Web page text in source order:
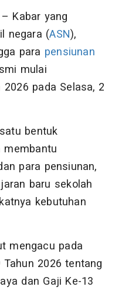
– Kabar yang
negara (ASN),
para pensiunan
mulai
pada Selasa, 2
bentuk
membantu
para pensiunan,
baru sekolah
kebutuhan
mengacu pada
2026 tentang
dan Gaji Ke-13